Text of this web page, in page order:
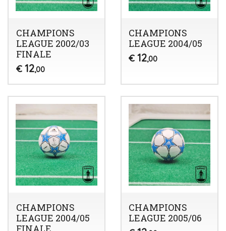
CHAMPIONS
LEAGUE 2002/03
FINALE
€ 12,00
CHAMPIONS
LEAGUE 2004/05
€ 12,00
CHAMPIONS
LEAGUE 2004/05
FINALE
CHAMPIONS
LEAGUE 2005/06